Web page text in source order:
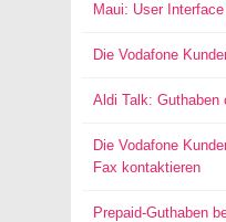
Maui: User
Die Vodafone
Aldi Talk: Guthaben
Die Vodafone
Fax kontaktieren
Prepaid-Guthaben